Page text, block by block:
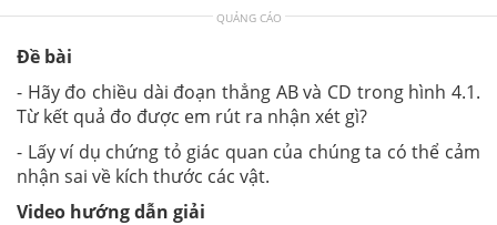
QUẢNG CÁO
Đề bài
- Hãy đo chiều dài đoạn thẳng AB và CD trong hình 4.1.
Từ kết quả đo được em rút ra nhận xét gì?
- Lấy ví dụ chứng tỏ giác quan của chúng ta có thể cảm
nhận sai về kích thước các vật.
Video hướng dẫn giải